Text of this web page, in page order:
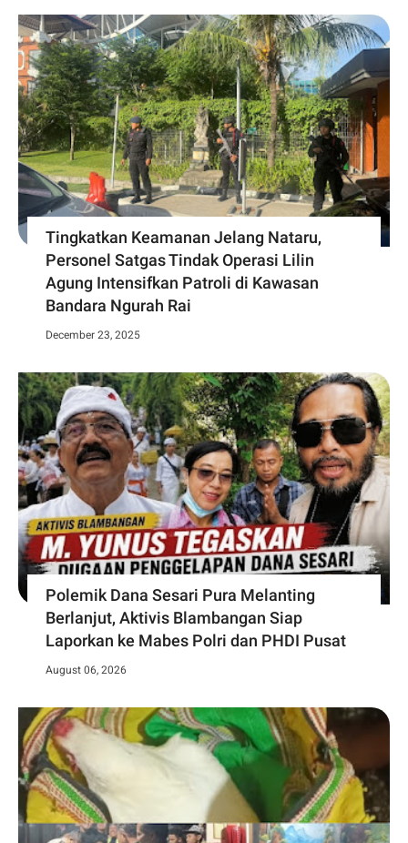
Tingkatkan Keamanan Jelang Nataru,
Personel Satgas Tindak Operasi Lilin
Agung Intensifkan Patroli di Kawasan
Bandara Ngurah Rai
December 23, 2025
Polemik Dana Sesari Pura Melanting
Berlanjut, Aktivis Blambangan Siap
Laporkan ke Mabes Polri dan PHDI Pusat
August 06, 2026